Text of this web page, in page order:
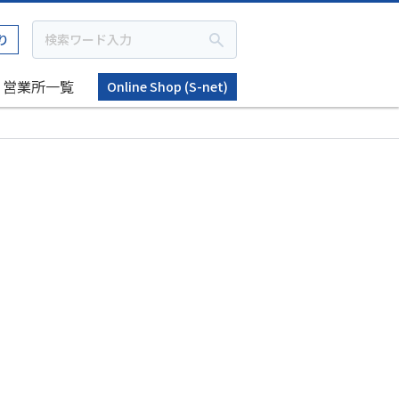
営業所一覧
Online Shop (S-net)